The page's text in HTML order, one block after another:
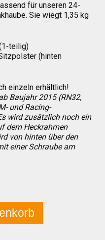
für unseren 24-
Sie wiegt 1,35 kg
teilig)
(hinten
einzeln erhältlich!
Baujahr 2015 (RN32,
und Racing-
wird zusätzlich noch ein
dem Heckrahmen
von hinten über den
einer Schraube am